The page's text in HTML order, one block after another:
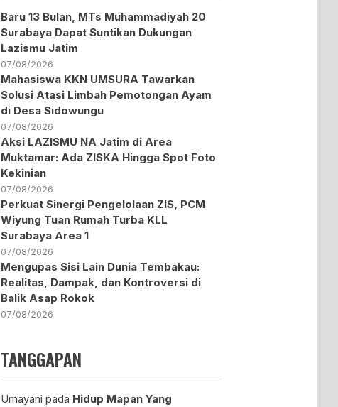
Baru 13 Bulan, MTs Muhammadiyah 20
Surabaya Dapat Suntikan Dukungan
Lazismu Jatim
07/08/2026
Mahasiswa KKN UMSURA Tawarkan
Solusi Atasi Limbah Pemotongan Ayam
di Desa Sidowungu
07/08/2026
Aksi LAZISMU NA Jatim di Area
Muktamar: Ada ZISKA Hingga Spot Foto
Kekinian
07/08/2026
Perkuat Sinergi Pengelolaan ZIS, PCM
Wiyung Tuan Rumah Turba KLL
Surabaya Area 1
07/08/2026
Mengupas Sisi Lain Dunia Tembakau:
Realitas, Dampak, dan Kontroversi di
Balik Asap Rokok
07/08/2026
TANGGAPAN
Umayani pada Hidup Mapan Yang